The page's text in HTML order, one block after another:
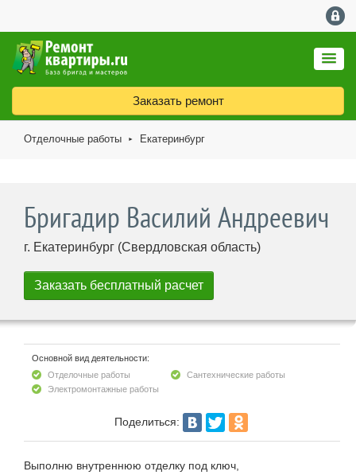
Заказать ремонт
Отделочные работы ► Екатеринбург
Бригадир Василий Андреевич
г. Екатеринбург (Свердловская область)
Основной вид деятельности:
Отделочные работы
Сантехнические работы
Электромонтажные работы
Поделиться:
Выполню внутреннюю отделку под ключ,